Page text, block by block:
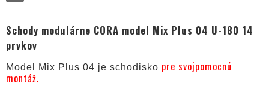
Schody modulárne CORA model Mix Plus 04 U-180 14
prvkov
Model Mix Plus 04 je schodisko pre svojpomocnú
montáž.